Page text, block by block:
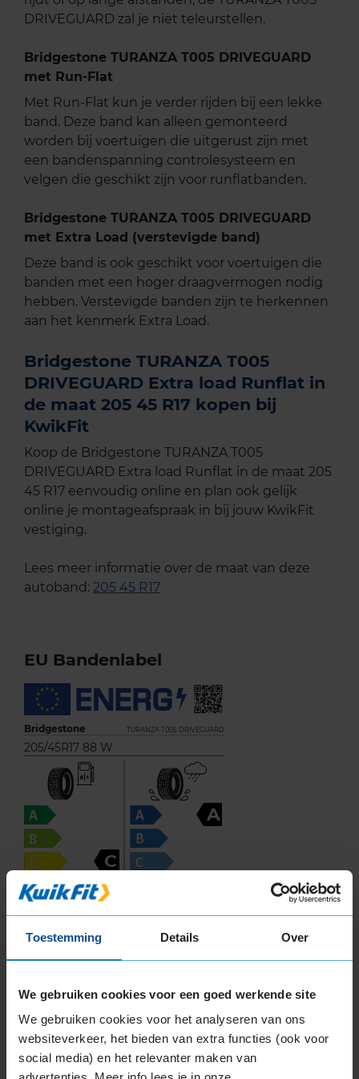
Toestemming Details Over
We gebruiken cookies voor een goed werkende site
We gebruiken cookies voor het analyseren van ons
websiteverkeer, het bieden van extra functies (ook voor
social media) en het relevanter maken van
DRIVEGUARD zal je niet teleurstellen.
Bridgestone TURANZA T005 DRIVEGUARD
met Run-Flat
Met Run-Flat kun je verder rijden bij een lekke
band. Deze band kan alleen gemonteerd
worden bij voertuigen die uitgerust zijn met
een bandenspanning controlesysteem en
velgen die geschikt zijn voor runflatbanden.
Bridgestone TURANZA T005 DRIVEGUARD
met Extra Load (verstevigde band)
Deze band is ook geschikt voor voertuigen die
banden met een hoger draagvermogen nodig
hebben. Verstevigde banden zijn te herkennen
aan het kenmerk Extra Load.
Bridgestone TURANZA T005
DRIVEGUARD Extra load Runflat in
de maat 205 45 R17 kopen bij
KwikFit
Koop de Bridgestone TURANZA T005
DRIVEGUARD Extra load Runflat in de maat 205
45 R17 eenvoudig online en plan ook gelijk
online je montageafspraak in bij jouw KwikFit
vestiging.
Lees meer informatie over de maat van deze
autoband: 205 45 R17
EU Bandenlabel
Bridgestone TURANZA T005 DRIVEGUARD
205/45R17 88 W
C
A
Deze band is beoordeeld met het EU
brandstofefficiëntie-label C, wat overeen komt
met een goede brandstofefficiëntie.